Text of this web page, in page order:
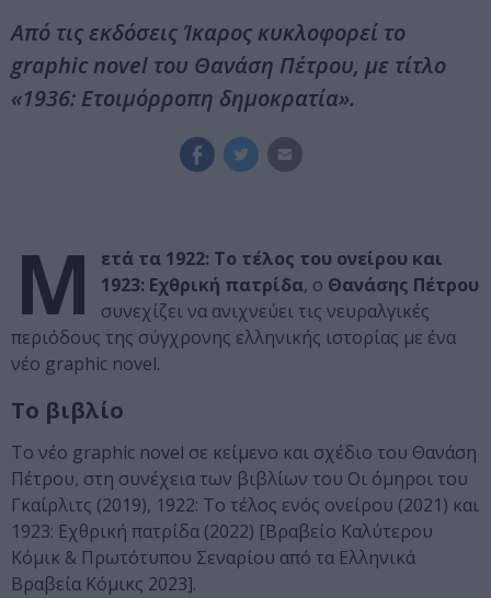
Από τις εκδόσεις Ίκαρος κυκλοφορεί το
graphic novel του Θανάση Πέτρου, με τίτλο
«1936: Ετοιμόρροπη δημοκρατία».
Μ
ετά τα 1922: Το τέλος του ονείρου και
1923: Εχθρική πατρίδα, ο Θανάσης Πέτρου
συνεχίζει να ανιχνεύει τις νευραλγικές
περιόδους της σύγχρονης ελληνικής ιστορίας με ένα
νέο graphic novel.
Το βιβλίο
Το νέο graphic novel σε κείμενο και σχέδιο του Θανάση
Πέτρου, στη συνέχεια των βιβλίων του Οι όμηροι του
Γκαίρλιτς (2019), 1922: Το τέλος ενός ονείρου (2021) και
1923: Εχθρική πατρίδα (2022) [Βραβείο Καλύτερου
Κόμικ & Πρωτότυπου Σεναρίου από τα Ελληνικά
Βραβεία Κόμικς 2023].